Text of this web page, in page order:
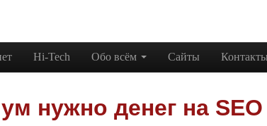
Hi-Tech Обо всём Сайты Контакты
нужно денег на SEO